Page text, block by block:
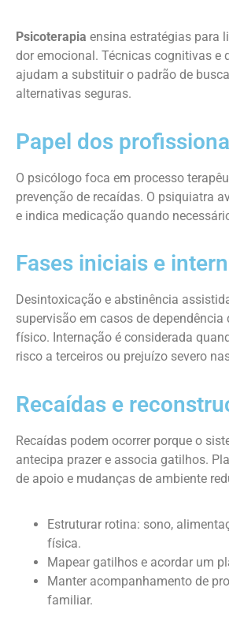
Psicoterapia ensina estratégias para
dor emocional. Técnicas cognitivas e
ajudam a substituir o padrão de
alternativas seguras.
Papel dos
O psicólogo foca em processo
prevenção de recaídas. O psiquiatra
e indica medicação quando
Fases iniciais e
Desintoxicação e abstinência
supervisão em casos de
físico. Internação é considerada
risco a terceiros ou prejuízo severo
Recaídas e
Recaídas podem ocorrer porque o
antecipa prazer e associa gatilhos.
de apoio e mudanças de ambiente
Estruturar rotina: sono,
física.
Mapear gatilhos e acordar um
Manter acompanhamento de
familiar.